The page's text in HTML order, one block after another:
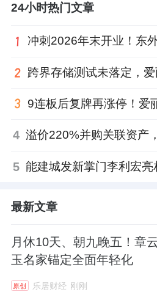
24小时热门文章
4
5 能建城发新掌门李利宏亮
最新文章
月休10天、朝九晚五！章
玉名家锚定全面年轻化
原创 乐居财经 刚刚